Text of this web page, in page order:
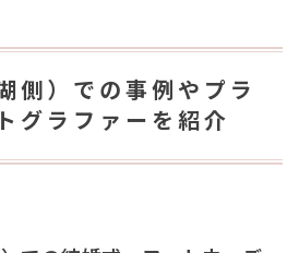
側）での事例やプラ
グラファーを紹介